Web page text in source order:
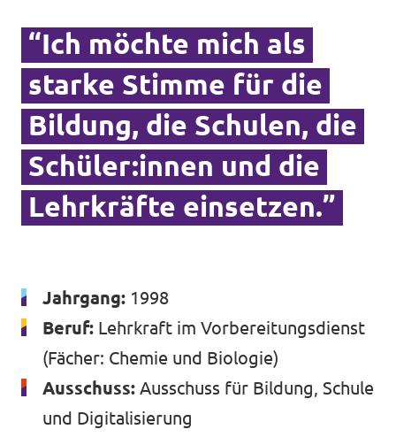
Datenschutz
Impressum
“Ich möchte mich als
starke Stimme für die
Bildung, die Schulen, die
Schüler:innen und die
Lehrkräfte einsetzen.”
Jahrgang: 1998
Beruf: Lehrkraft im Vorbereitungsdienst
(Fächer: Chemie und Biologie)
Ausschuss: Ausschuss für Bildung, Schule
und Digitalisierung